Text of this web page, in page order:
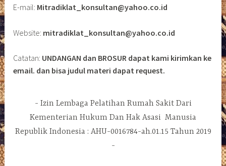
E-mail: Mitradiklat_konsultan@yahoo.co.id
Website: mitradiklat_konsultan@yahoo.co.id
Catatan: UNDANGAN dan BROSUR dapat kami kirimkan ke
email. dan bisa judul materi dapat request.
Izin Lembaga Pelatihan Rumah Sakit Dari
Kementerian Hukum Dan Hak Asasi Manusia
Republik Indonesia : AHU-0016784-ah.01.15 Tahun 2019